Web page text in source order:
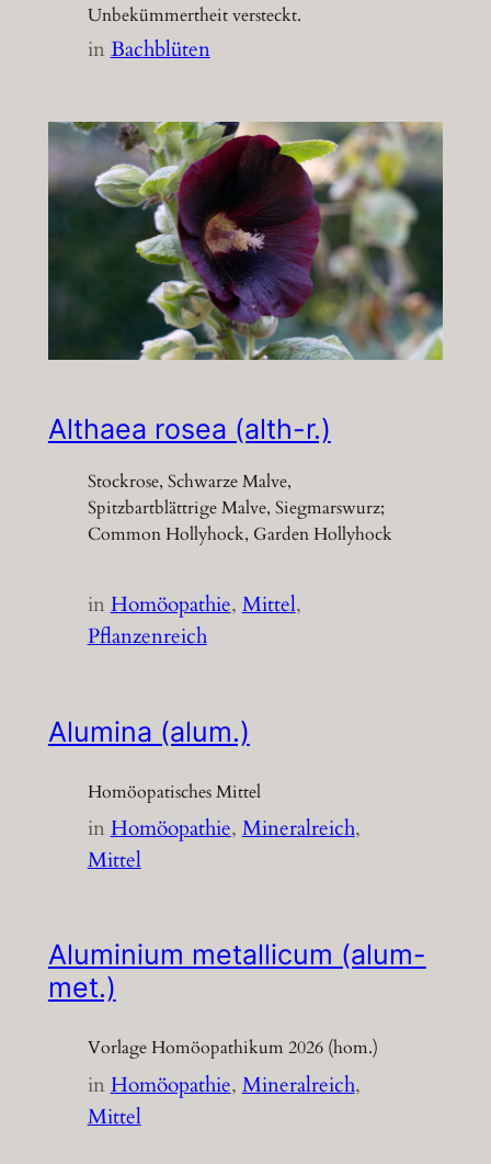
Unbekümmertheit versteckt.
inBachblüten
Althaea rosea (alth-r.)
Stockrose, Schwarze Malve,
Spitzbartblättrige Malve, Siegmarswurz;
Common Hollyhock, Garden Hollyhock
inHomöopathie, Mittel
Pflanzenreich
Alumina (alum.)
Homöopatisches Mittel
inHomöopathie, Mineralreich
Mittel
Aluminium metallicum (alum-
met.)
Vorlage Homöopathikum 2026 (hom.)
inHomöopathie, Mineralreich
Mittel